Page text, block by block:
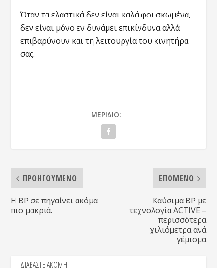
Όταν τα ελαστικά δεν είναι καλά φουσκωμένα,
δεν είναι μόνο εν δυνάμει επικίνδυνα αλλά
επιβαρύνουν και τη λειτουργία του κινητήρα
σας.
ΜΕΡΊΔΙΟ:
ΠΡΟΗΓΟΥΜΕΝΟ
Η BP σε πηγαίνει ακόμα
πιο μακριά.
ΕΠΟΜΕΝΟ
Καύσιμα ΒΡ με
τεχνολογία ACTIVE –
περισσότερα
χιλιόμετρα ανά
γέμισμα
ΔΙΑΒΑΣΤΕ ΑΚΟΜΗ